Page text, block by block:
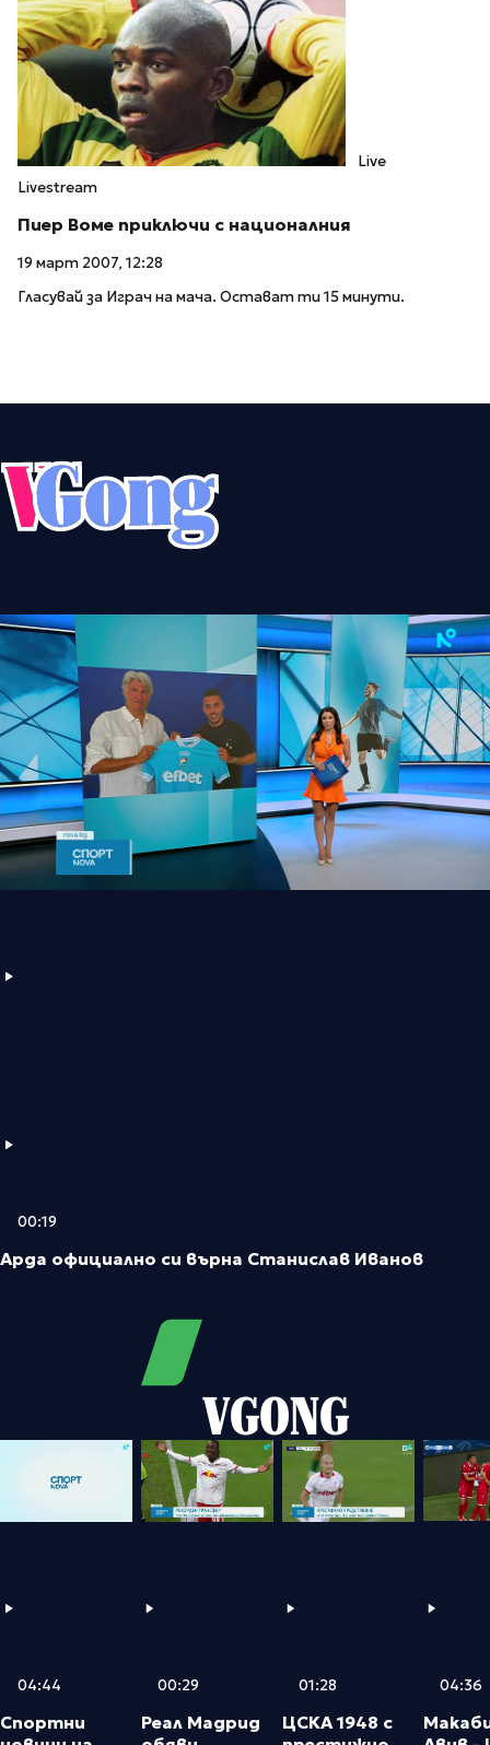
Live
Livestream
Пиер Воме приключи с националния
19 март 2007, 12:28
Гласувай за Играч на мача. Остават ти 15 минути.
00:19
Арда официално си върна Станислав Иванов
VGONG
04:44
Спортни
00:29
Реал Мадрид
01:28
ЦСКА 1948 с
04:36